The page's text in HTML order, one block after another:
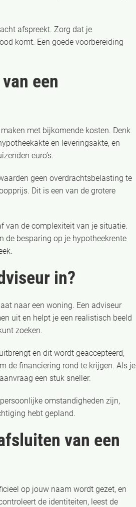
afspreekt. Zorg dat je
komt. Een goede voorbereiding
een
met bijkomende kosten. Denk
en leveringsakte, en
euro’s.
geen overdrachtsbelasting te
Dit is een van de grotere
van de complexiteit van je situatie.
de besparing op je hypotheekrente
in?
naar een woning. Een adviseur
uit en helpt je een realistisch beeld
zoeken.
en dit wordt geaccepteerd,
de financiering rond te krijgen. Als je
een stuk sneller.
omstandigheden zijn,
hebt gepland.
van een
op jouw naam wordt gezet, en
de identiteiten, leest de